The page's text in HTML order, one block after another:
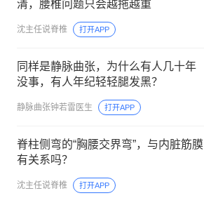
清，腰椎问题只会越拖越重
沈主任说脊椎 打开APP
同样是静脉曲张，为什么有人几十年
没事，有人年纪轻轻腿发黑？
静脉曲张钟若雷医生 打开APP
脊柱侧弯的“胸腰交界弯”，与内脏筋膜
有关系吗？
沈主任说脊椎 打开APP